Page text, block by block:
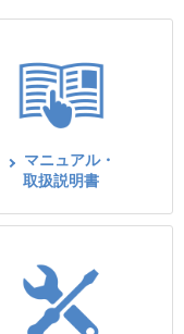
マニュアル・
取扱説明書